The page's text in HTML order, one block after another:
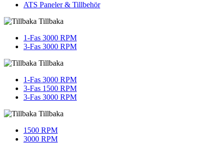
ATS Paneler & Tillbehör
Tillbaka
1-Fas 3000 RPM
3-Fas 3000 RPM
Tillbaka
1-Fas 3000 RPM
3-Fas 1500 RPM
3-Fas 3000 RPM
Tillbaka
1500 RPM
3000 RPM